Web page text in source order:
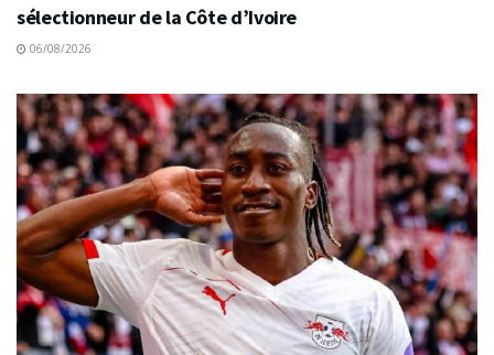
sélectionneur de la Côte d’Ivoire
06/08/2026